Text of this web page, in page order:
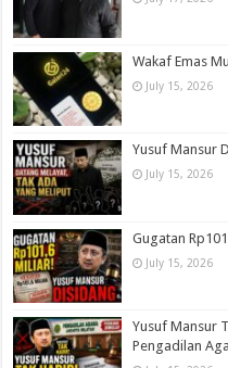
Wakaf Emas
July 15, 2026
Yusuf Mansur
July 15, 2026
Gugatan
July 15, 2026
Yusuf Mansur
Pengadilan